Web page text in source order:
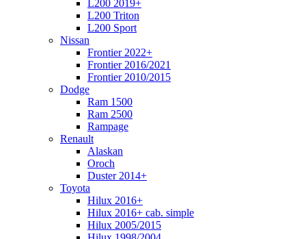
L200 2019+
L200 Triton
L200 Sport
Nissan
Frontier 2022+
Frontier 2016/2021
Frontier 2010/2015
Dodge
Ram 1500
Ram 2500
Rampage
Renault
Alaskan
Oroch
Duster 2014+
Toyota
Hilux 2016+
Hilux 2016+ cab. simple
Hilux 2005/2015